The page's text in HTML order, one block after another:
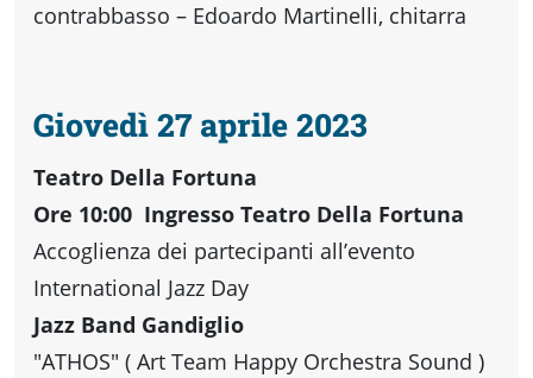
contrabbasso – Edoardo Martinelli, chitarra
Giovedì 27 aprile 2023
Teatro Della Fortuna
Ore 10:00 Ingresso Teatro Della Fortuna
Accoglienza dei partecipanti all’evento
International Jazz Day
Jazz Band Gandiglio
"ATHOS" ( Art Team Happy Orchestra Sound )